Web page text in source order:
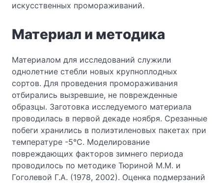
искусственных промораживаний.
Материал и методика
Материалом для исследований служили
однолетние стебли новых крупноплодных
сортов. Для проведения промораживания
отбирались вызревшие, не поврежденные
образцы. Заготовка исследуемого материала
проводилась в первой декаде ноября. Срезанные
побеги хранились в полиэтиленовых пакетах при
температуре -5°С. Моделирование
повреждающих факторов зимнего периода
проводилось по методике Тюриной М.М. и
Гоголевой Г.А. (1978, 2002). Оценка подмерзаний